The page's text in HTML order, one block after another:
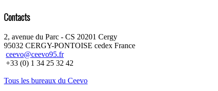
Contacts
2, avenue du Parc - CS 20201 Cergy
95032 CERGY-PONTOISE cedex France
ceevo@ceevo95.fr
+33 (0) 1 34 25 32 42
Tous les bureaux du Ceevo